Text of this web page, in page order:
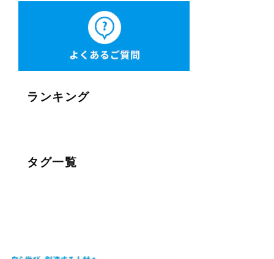
ランキング
タグ一覧